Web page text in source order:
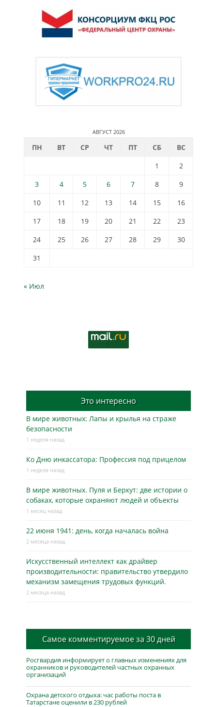
АВГУСТ 2026
ПН ВТ СР ЧТ ПТ СБ
ВС
1
2
3
4 5 6 7 8
9
10
11 12 13 14 15
16
17
18 19 20 21 22
23
24
25 26 27 28 29
30
31
« Июл
Это интересно
В мире животных: Лапы и крылья на страже
безопасности
1 неделя назад
Ко Дню инкассатора: Профессия под прицелом
1 неделя назад
В мире животных. Пуля и Беркут: две истории о
собаках, которые охраняют людей и объекты
1 месяц назад
22 июня 1941: день, когда началась война
2 месяца назад
Искусственный интеллект как драйвер
производительности: правительство утвердило
механизм замещения трудовых функций.
2 месяца назад
Самое комментируемое за 30 дней
Росгвардия информирует о главных изменениях для
охранников и руководителей частных охранных
организаций
Охрана детского отдыха: час работы поста в
Татарстане оценили в 230 рублей